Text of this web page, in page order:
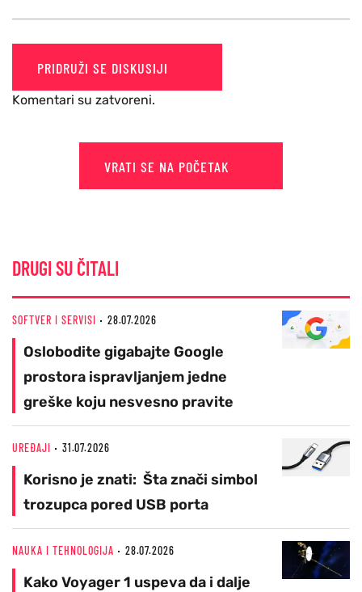
PRIDRUŽI SE DISKUSIJI
Komentari su zatvoreni.
VRATI SE NA POČETAK
DRUGI SU ČITALI
SOFTVER I SERVISI 28.07.2026
Oslobodite gigabajte Google
prostora ispravljanjem jedne
greške koju nesvesno pravite
UREĐAJI 31.07.2026
Korisno je znati: Šta znači simbol
trozupca pored USB porta
NAUKA I TEHNOLOGIJA 28.07.2026
Kako Voyager 1 uspeva da i dalje